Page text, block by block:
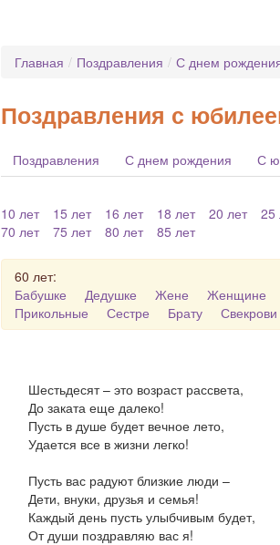
Главная / Поздравления / С днем
Поздравления с
Поздравления С днем рождения С
10 лет 15 лет 16 лет 18 лет 20 лет 25
70 лет
75 лет 80 лет 85 лет
60 лет:
Бабушке
Дедушке Жене Женщине
Прикольные
Сестре Брату Свекрови
Шестьдесят – это возраст рассвета,
До заката еще далеко!
Пусть в душе будет вечное лето,
Удается все в жизни легко!
Пусть вас радуют близкие люди –
Дети, внуки, друзья и семья!
Каждый день пусть улыбчивым будет,
От души поздравляю вас я!